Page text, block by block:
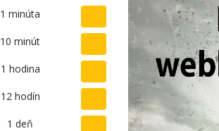
1 minúta
10 minút
1 hodina
12 hodín
1 deň